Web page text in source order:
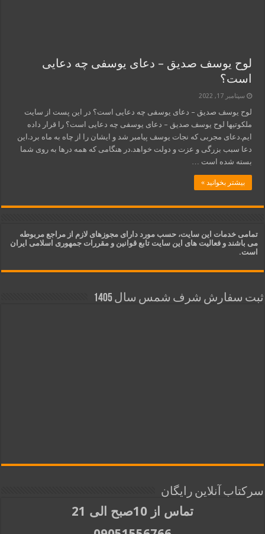
لوح یوسف صدیق – دعای یوسفی چه دعایی
است؟
سپتامبر 17, 2022
لوح یوسف صدیق – دعای یوسفی چه دعایی است؟ در این پست از سایت
ملکوتیها لوح یوسف صدیق – دعای یوسفی چه دعایی است؟ را قرار داده
ایم.دعای مجربی که نجات یوسف پیامبر شد و ایشان را از چاه به ماه برد.این
دعا سبب بزرگی و عزت و دولت خواهد.در هنگامی که همه درها به روی شما
بسته شده است …
بیشتر بخوانید »
تمامی خدمات این سایت، حسب مورد دارای مجوزهای لازم از مراجع مربوطه
می باشند و فعالیت های این سایت تابع قوانین و مقررات جمهوری اسلامی ایران
است.
ثبت سفارش شرف شمس سال 1405
سرکتاب آنلاین رایگان
تماس از 10صبح الی 21